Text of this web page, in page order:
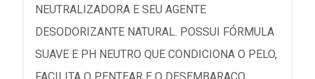
NEUTRALIZADORA E SEU AGENTE
DESODORIZANTE NATURAL. POSSUI FÓRMULA
SUAVE E PH NEUTRO QUE CONDICIONA O PELO,